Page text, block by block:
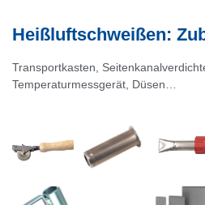
Heißluftschweißen:
Transportkasten,
Temperaturmessgerät, Düsen…